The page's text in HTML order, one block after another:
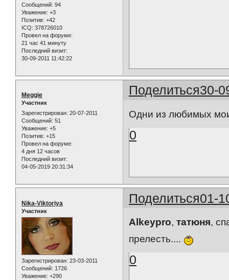
Сообщений: 94
Уважение: +3
Позитив: +42
ICQ: 378726010
Провел на форуме:
21 час 41 минуту
Последний визит:
30-09-2011 11:42:22
Поделиться30-
Meggie
Участник
Зарегистрирован: 20-07-2011
Сообщений: 51
Уважение: +5
Позитив: +15
Провел на форуме:
4 дня 12 часов
Последний визит:
04-05-2019 20:31:34
Одни из любимых
0
Поделиться01-
Nika-Viktoriya
Участник
Зарегистрирован: 23-03-2011
Сообщений: 1726
Уважение: +290
Alkeypro,татюня,
прелесть....
0